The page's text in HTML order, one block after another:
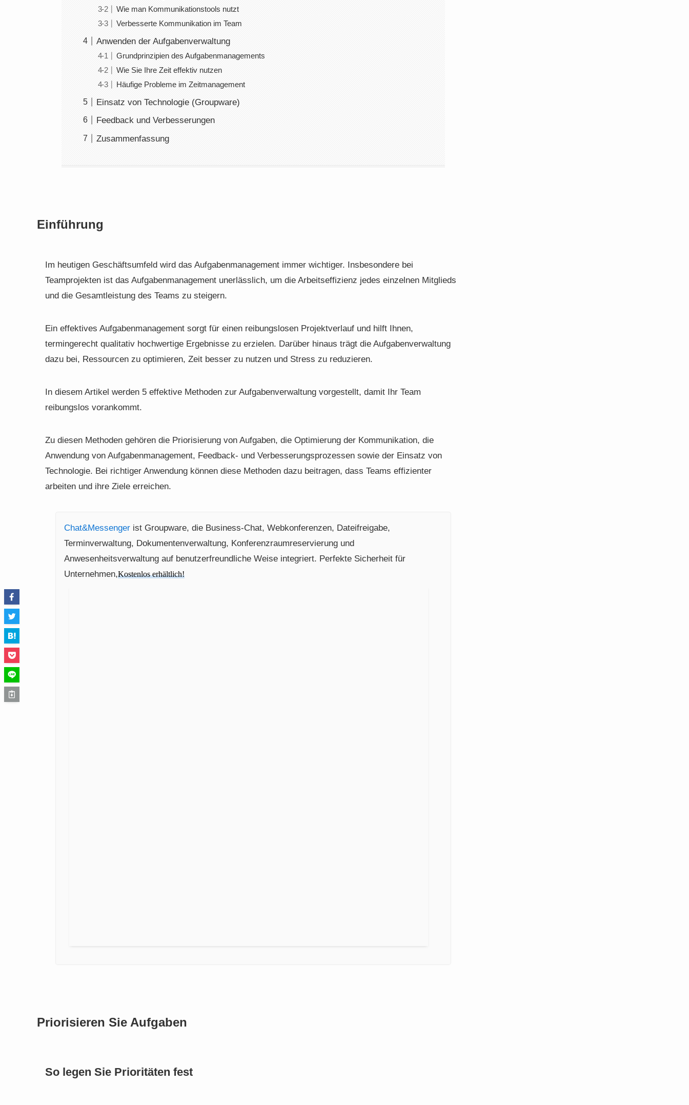
Wie man Kommunikationstools nutzt
Verbesserte Kommunikation im Team
Anwenden der Aufgabenverwaltung
Grundprinzipien des Aufgabenmanagements
Wie Sie Ihre Zeit effektiv nutzen
Häufige Probleme im Zeitmanagement
Einsatz von Technologie (Groupware)
Feedback und Verbesserungen
Zusammenfassung
Einführung
Im heutigen Geschäftsumfeld wird das Aufgabenmanagement immer wichtiger. Insbesondere bei
Teamprojekten ist das Aufgabenmanagement unerlässlich, um die Arbeitseffizienz jedes einzelnen Mitglieds
und die Gesamtleistung des Teams zu steigern.
Ein effektives Aufgabenmanagement sorgt für einen reibungslosen Projektverlauf und hilft Ihnen,
termingerecht qualitativ hochwertige Ergebnisse zu erzielen. Darüber hinaus trägt die Aufgabenverwaltung
dazu bei, Ressourcen zu optimieren, Zeit besser zu nutzen und Stress zu reduzieren.
In diesem Artikel werden 5 effektive Methoden zur Aufgabenverwaltung vorgestellt, damit Ihr Team
reibungslos vorankommt.
Zu diesen Methoden gehören die Priorisierung von Aufgaben, die Optimierung der Kommunikation, die
Anwendung von Aufgabenmanagement, Feedback- und Verbesserungsprozessen sowie der Einsatz von
Technologie. Bei richtiger Anwendung können diese Methoden dazu beitragen, dass Teams effizienter
arbeiten und ihre Ziele erreichen.
Chat&Messenger ist Groupware, die Business-Chat, Webkonferenzen, Dateifreigabe,
Terminverwaltung, Dokumentenverwaltung, Konferenzraumreservierung und
Anwesenheitsverwaltung auf benutzerfreundliche Weise integriert. Perfekte Sicherheit für
Unternehmen,Kostenlos erhältlich!
Priorisieren Sie Aufgaben
So legen Sie Prioritäten fest